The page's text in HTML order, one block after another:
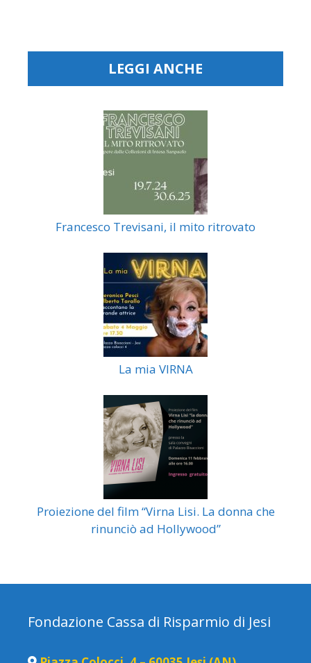
LEGGI ANCHE
Francesco Trevisani, il mito ritrovato
La mia VIRNA
Proiezione del film “Virna Lisi. La donna che
rinunciò ad Hollywood”
Fondazione Cassa di Risparmio di Jesi